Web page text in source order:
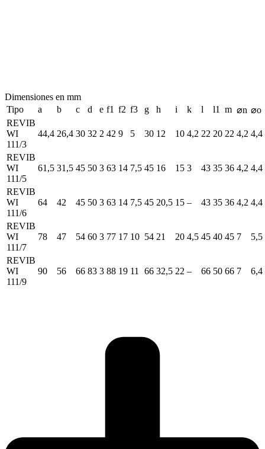
Dimensiones en mm
Tipo
a b c d e f1 f2 f3 g h i k l l1 m ⌀n ⌀o
REVIB
WI
111/3
44,4 26,4 30 32 2 42 9 5 30 12 10 4,2 22 20 22 4,2 4,4
REVIB
WI
111/5
61,5 31,5 45 50 3 63 14 7,5 45 16 15 3 43 35 36 4,2 4,4
REVIB
WI
111/6
64 42 45 50 3 63 14 7,5 45 20,5 15 – 43 35 36 4,2 4,4
REVIB
WI
111/7
78 47 54 60 3 77 17 10 54 21 20 4,5 45 40 45 7 5,5
REVIB
WI
111/9
90 56 66 83 3 88 19 11 66 32,5 22 – 66 50 66 7 6,4